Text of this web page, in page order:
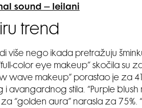
sound – leilani
trend
više nego ikada pretražuju
color eye makeup” skočila su
wave makeup” porastao je za
avangardnog stila. “Purple blush
“golden aura” narasla za 75%.